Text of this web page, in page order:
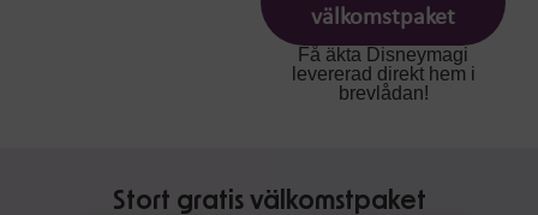
välkomstpaket
Få äkta Disneymagi
levererad direkt hem i
brevlådan!
Stort gratis välkomstpaket